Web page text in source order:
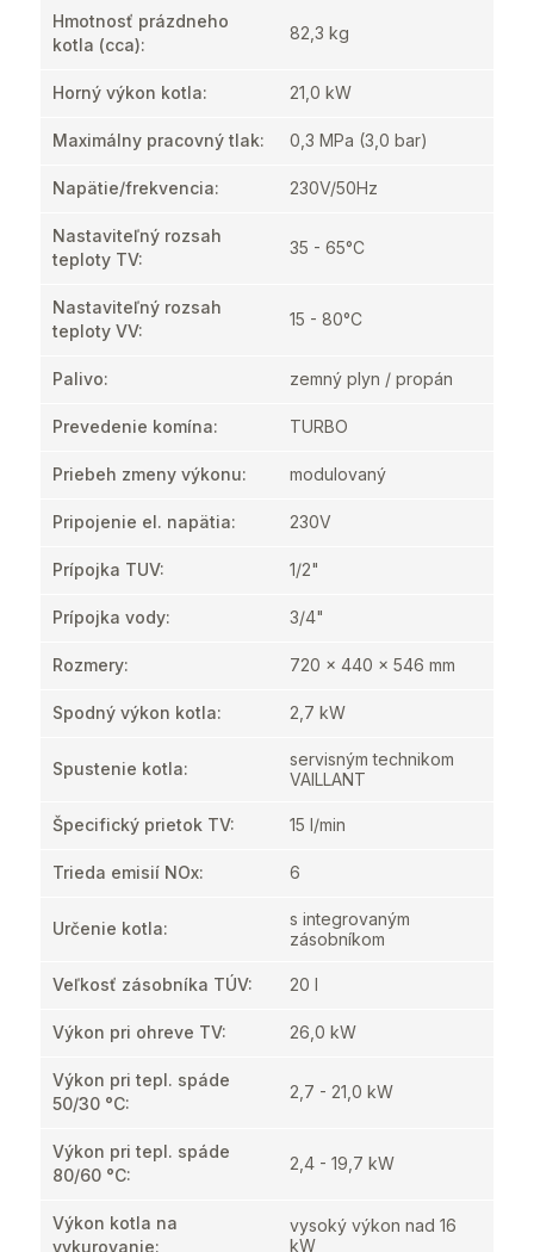
Hmotnosť prázdneho
kotla (cca):
82,3 kg
Horný výkon kotla: 21,0 kW
Maximálny pracovný tlak: 0,3 MPa (3,0 bar)
Napätie/frekvencia: 230V/50Hz
Nastaviteľný rozsah
teploty TV:
35 - 65°C
Nastaviteľný rozsah
teploty VV:
15 - 80°C
Palivo: zemný plyn / propán
Prevedenie komína: TURBO
Priebeh zmeny výkonu: modulovaný
Pripojenie el. napätia: 230V
Prípojka TUV: 1/2"
Prípojka vody: 3/4"
Rozmery: 720 x 440 x 546 mm
Spodný výkon kotla: 2,7 kW
Spustenie kotla:
servisným technikom
VAILLANT
Špecifický prietok TV: 15 l/min
Trieda emisií NOx: 6
Určenie kotla:
s integrovaným
zásobníkom
Veľkosť zásobníka TÚV: 20 l
Výkon pri ohreve TV: 26,0 kW
Výkon pri tepl. spáde
50/30 °C:
2,7 - 21,0 kW
Výkon pri tepl. spáde
80/60 °C:
2,4 - 19,7 kW
Výkon kotla na
vykurovanie:
vysoký výkon nad 16
kW